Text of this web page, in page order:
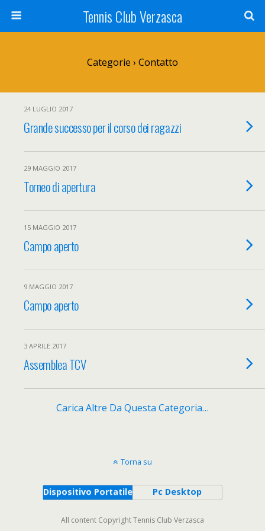
Tennis Club Verzasca
Categorie › Contatto
24 LUGLIO 2017
Grande successo per il corso dei ragazzi
29 MAGGIO 2017
Torneo di apertura
15 MAGGIO 2017
Campo aperto
9 MAGGIO 2017
Campo aperto
3 APRILE 2017
Assemblea TCV
Carica Altre Da Questa Categoria…
Torna su
Dispositivo Portatile Pc Desktop
All content Copyright Tennis Club Verzasca